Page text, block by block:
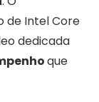
de Intel Core
dedicada
que